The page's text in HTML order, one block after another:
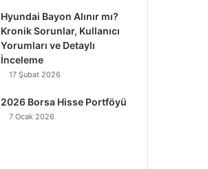
Hyundai Bayon Alınır mı?
Kronik Sorunlar, Kullanıcı
Yorumları ve Detaylı
İnceleme
17 Şubat 2026
2026 Borsa Hisse Portföyü
7 Ocak 2026